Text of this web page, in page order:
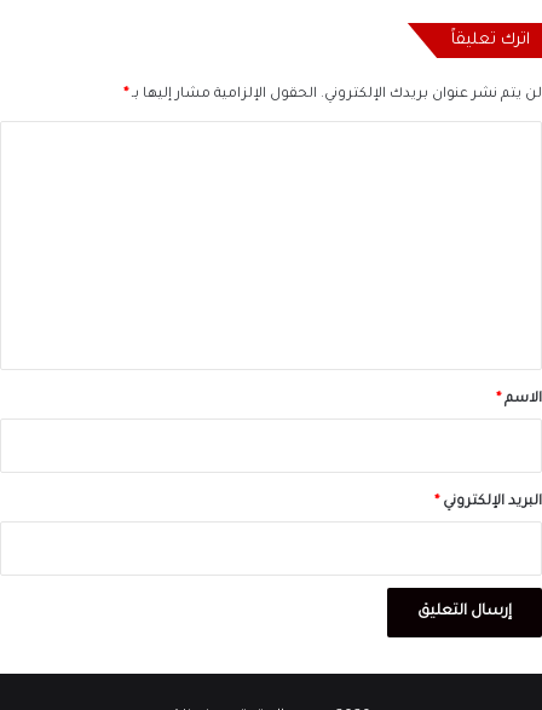
اترك تعليقاً
لن يتم نشر عنوان بريدك الإلكتروني. الحقول الإلزامية مشار إليها بـ *
*الاسم *
البريد الإلكتروني *